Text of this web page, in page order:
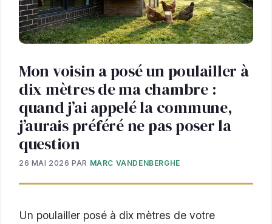
Mon voisin a posé un poulailler à
dix mètres de ma chambre :
quand j’ai appelé la commune,
j’aurais préféré ne pas poser la
question
26 MAI 2026 PAR MARC VANDENBERGHE
Un poulailler posé à dix mètres de votre